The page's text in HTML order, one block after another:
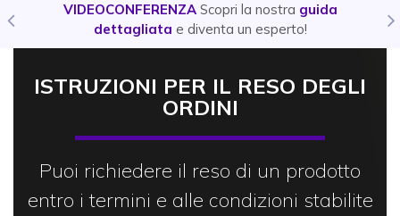
VIDEOCONFERENZA Scopri la nostra guida
dettagliata e diventa un esperto!
ISTRUZIONI PER IL RESO DEGLI
ORDINI
Puoi richiedere il reso di un prodotto
entro i termini e alle condizioni stabilite